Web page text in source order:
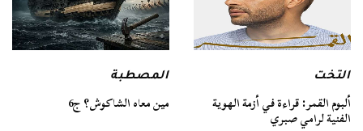
التخت
ألبوم القمر: قراءة في أزمة الهوية
الفنية لرامي صبري
المصطبة
مين معاه الشاكوش؟ ج6